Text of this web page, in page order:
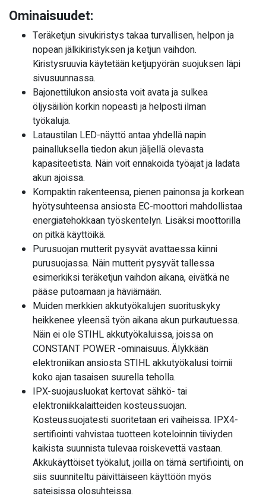
Ominaisuudet:
Teräketjun sivukiristys takaa turvallisen, helpon ja
nopean jälkikiristyksen ja ketjun vaihdon.
Kiristysruuvia käytetään ketjupyörän suojuksen läpi
sivusuunnassa.
Bajonettilukon ansiosta voit avata ja sulkea
öljysäiliön korkin nopeasti ja helposti ilman
työkaluja.
Lataustilan LED-näyttö antaa yhdellä napin
painalluksella tiedon akun jäljellä olevasta
kapasiteetista. Näin voit ennakoida työajat ja ladata
akun ajoissa.
Kompaktin rakenteensa, pienen painonsa ja korkean
hyötysuhteensa ansiosta EC-moottori mahdollistaa
energiatehokkaan työskentelyn. Lisäksi moottorilla
on pitkä käyttöikä.
Purusuojan mutterit pysyvät avattaessa kiinni
purusuojassa. Näin mutterit pysyvät tallessa
esimerkiksi teräketjun vaihdon aikana, eivätkä ne
pääse putoamaan ja häviämään.
Muiden merkkien akkutyökalujen suorituskyky
heikkenee yleensä työn aikana akun purkautuessa.
Näin ei ole STIHL akkutyökaluissa, joissa on
CONSTANT POWER -ominaisuus. Älykkään
elektroniikan ansiosta STIHL akkutyökalusi toimii
koko ajan tasaisen suurella teholla.
IPX-suojausluokat kertovat sähkö- tai
elektroniikkalaitteiden kosteussuojan.
Kosteussuojatesti suoritetaan eri vaiheissa. IPX4-
sertifiointi vahvistaa tuotteen koteloinnin tiiviyden
kaikista suunnista tulevaa roiskevettä vastaan.
Akkukäyttöiset työkalut, joilla on tämä sertifiointi, on
siis suunniteltu päivittäiseen käyttöön myös
sateisissa olosuhteissa.